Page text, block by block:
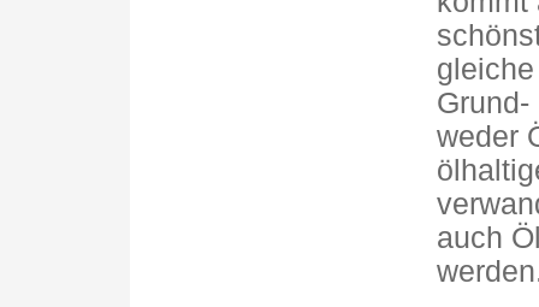
weder
auch